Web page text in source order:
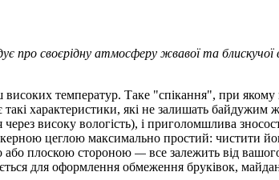
про своєрідну атмосферу жвавої та
високих температур. Таке "спікання", при
такі характеристики, які не залишать
високу вологість), і приголомшлива
цеглою максимально простий: чистити
або плоскою стороною — все залежить від
для оформлення обмеження бруківок,